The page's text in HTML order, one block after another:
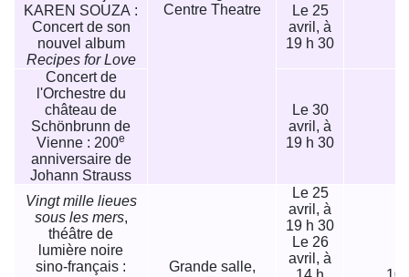
Centre Theatre
KAREN SOUZA :
Concert de son
nouvel album
Recipes for Love
Le 25
avril, à
19 h 30
Concert de
l'Orchestre du
château de
Schönbrunn de
Vienne : 200e
anniversaire de
Johann Strauss
Le 30
avril, à
19 h 30
Vingt mille lieues
sous les mers,
théâtre de
lumière noire
sino-français :
Grande salle,
Le 25
avril, à
19 h 30
Le 26
avril, à